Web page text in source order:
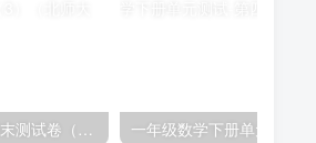
二年级数学上册期末测试卷（3）（北师大版）